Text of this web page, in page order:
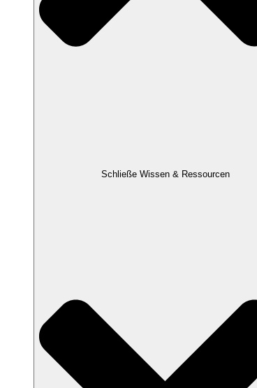
Schließe Wissen & Ressourcen